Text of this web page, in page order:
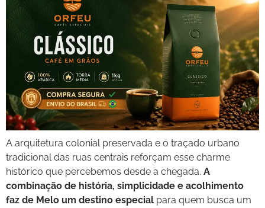
A arquitetura colonial preservada e o traçado urbano
tradicional das ruas centrais reforçam esse charme
histórico que percebemos desde a chegada. A
combinação de história, simplicidade e acolhimento
faz de Melo um destino especial para quem busca um